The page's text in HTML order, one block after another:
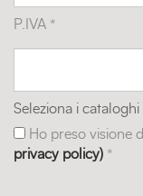
P.IVA *
Seleziona i cataloghi
Ho preso visione
privacy policy) *